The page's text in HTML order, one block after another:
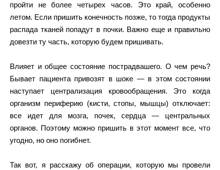
пройти не более четырех часов. Это край, особенно
летом. Если пришить конечность позже, то тогда продукты
распада тканей попадут в почки. Важно еще и правильно
довезти ту часть, которую будем пришивать.
Влияет и общее состояние пострадвашего. О чем речь?
Бывает пациента привозят в шоке — в этом состоянии
наступает централизация кровообращения. Это когда
организм периферию (кисти, стопы, мышцы) отключает:
все идет для мозга, почек, сердца — центральных
органов. Поэтому можно пришить в этот момент все, что
угодно, но оно погибнет.
Так вот, я расскажу об операции, которую мы провели